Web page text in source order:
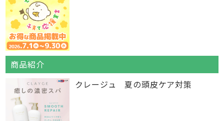
商品紹介
クレージュ 夏の頭皮ケア対策